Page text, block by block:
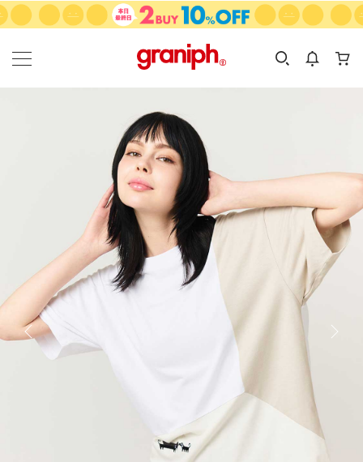
カテゴリーから探す
KIDS
カテゴリ
サイズ